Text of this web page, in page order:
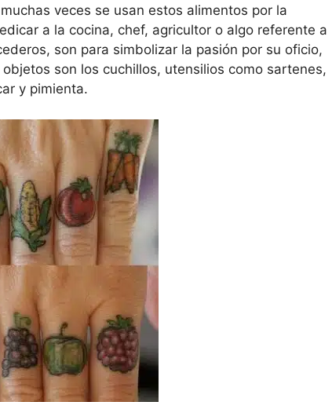
veces se usan estos alimentos por la
a la cocina, chef, agricultor o algo referente a
son para simbolizar la pasión por su oficio,
son los cuchillos, utensilios como sartenes,
y pimienta.